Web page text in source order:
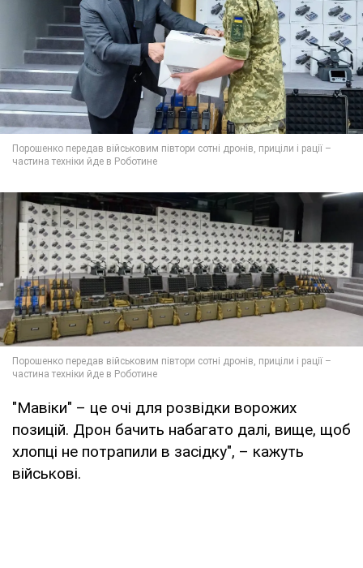
"Мавіки" – це очі для розвідки ворожих
позицій. Дрон бачить набагато далі, вище, щоб
хлопці не потрапили в засідку", – кажуть
військові.